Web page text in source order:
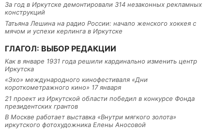
За год в Иркутске демонтировали 314 незаконных рекламных
конструкций
Татьяна Лешина на радио России: начало женского хоккея с
мячом и успехи керлинга в Иркутске
ГЛАГОЛ: ВЫБОР РЕДАКЦИИ
Как в январе 1931 года решили кардинально изменить центр
Иркутска
«Эхо» международного кинофестиваля «Дни
короткометражного кино» 17 января
21 проект из Иркутской области победил в конкурсе Фонда
президентских грантов
В Москве работает выставка «Внутри мягкого золота»
иркутского фотохудожника Елены Аносовой